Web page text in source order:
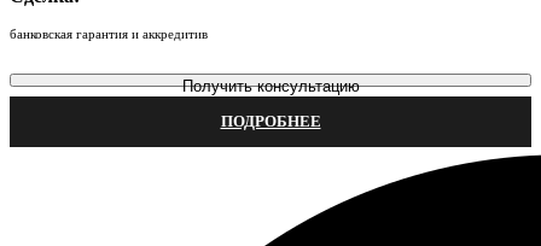
банковская гарантия и аккредитив
Получить консультацию
ПОДРОБНЕЕ